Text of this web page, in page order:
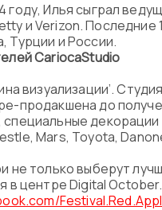
Илья сыграл
и Verizon.
Турции и России.
CariocaStudio
визуализации’.
продакшена до
Mars, Toyota,
не только выберут
в центре Digital